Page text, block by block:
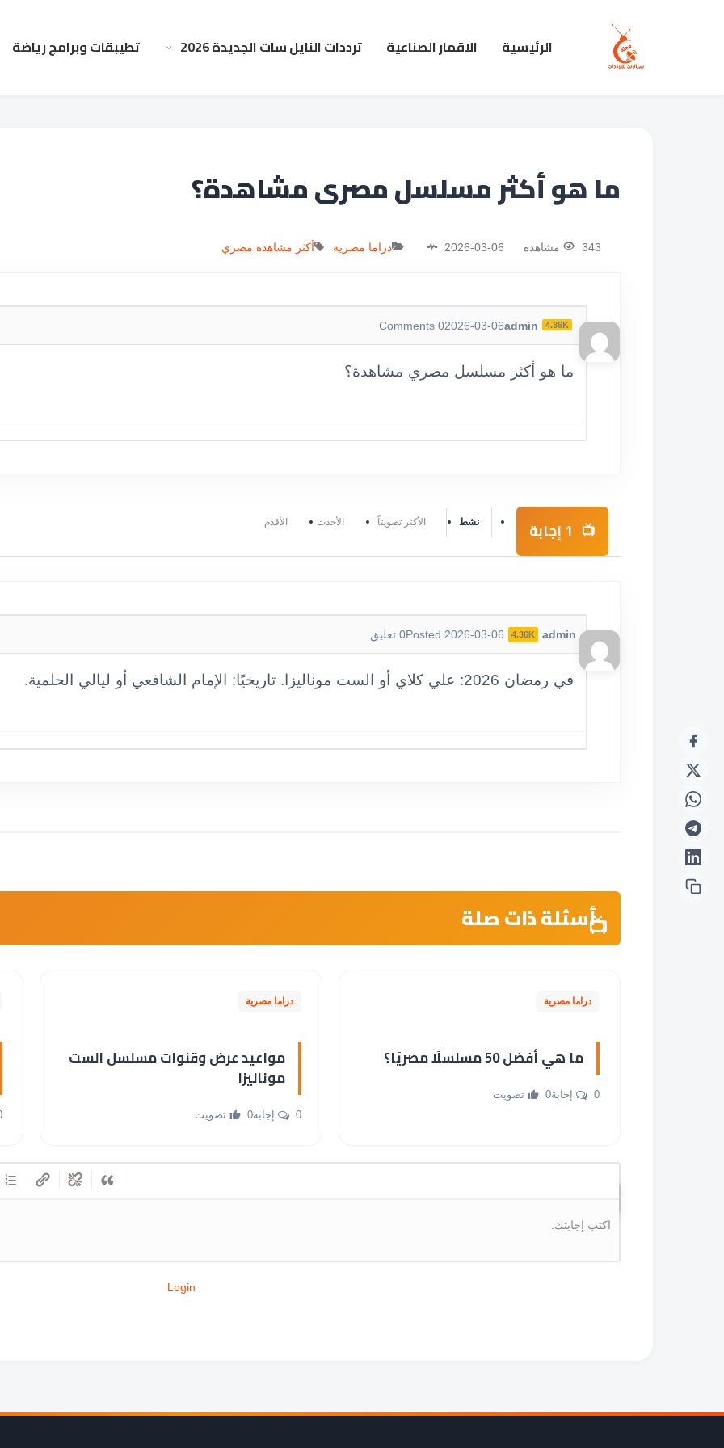
الرئيسية الاقمار الصناعية ترددات النايل سات الجديدة 2026 تطيبقات وبرامج رياضة
ما هو أكثر مسلسل مصري مشاهدة؟
343 مشاهدة 2026-03-06 دراما مصرية أكثر مشاهدة مصري
admin 4.36K
2026-03-06
0
ما هو أكثر مسلسل مصري مشاهدة؟
1إجابة نشط الأكثر تصويتاً الأحدث الأقدم
admin
4.36K
Posted 2026-03-06
0 تعليق
في رمضان 2026: علي كلاي أو الست موناليزا. تاريخيًا: الإمام الشافعي أو ليالي الحلمية.
أسئلة ذات صلة
دراما مصرية
ما هي أفضل 50 مسلسلًا مصريًا؟
0 إجابة 0 تصويت
دراما مصرية
مواعيد عرض وقنوات مسلسل الست
موناليزا
0 إجابة 0 تصويت 0
اكتب إجابتك.
Login